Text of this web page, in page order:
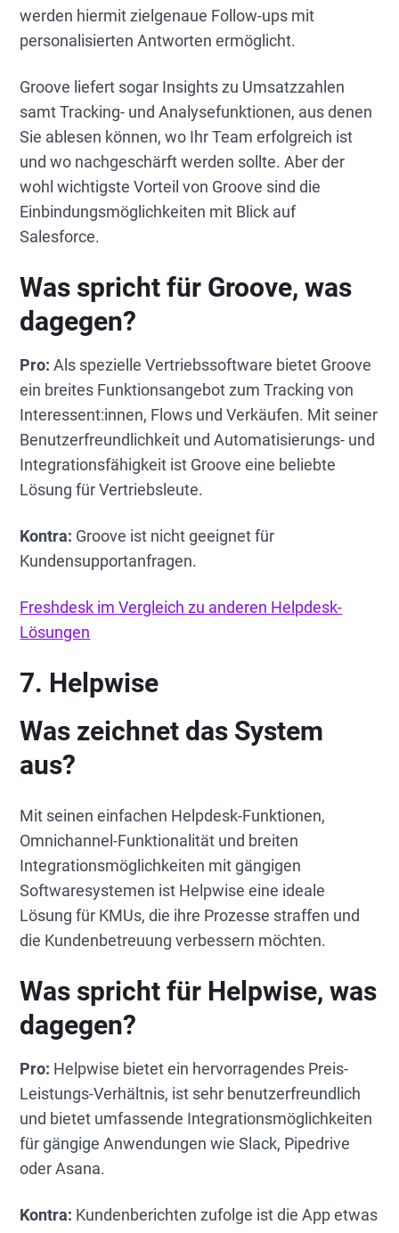
werden hiermit zielgenaue Follow-ups mit
personalisierten Antworten ermöglicht.
Groove liefert sogar Insights zu Umsatzzahlen
samt Tracking- und Analysefunktionen, aus denen
Sie ablesen können, wo Ihr Team erfolgreich ist
und wo nachgeschärft werden sollte. Aber der
wohl wichtigste Vorteil von Groove sind die
Einbindungsmöglichkeiten mit Blick auf
Salesforce.
Was spricht für Groove, was
dagegen?
Pro: Als spezielle Vertriebssoftware bietet Groove
ein breites Funktionsangebot zum Tracking von
Interessent:innen, Flows und Verkäufen. Mit seiner
Benutzerfreundlichkeit und Automatisierungs- und
Integrationsfähigkeit ist Groove eine beliebte
Lösung für Vertriebsleute.
Kontra: Groove ist nicht geeignet für
Kundensupportanfragen.
Freshdesk im Vergleich zu anderen Helpdesk-
Lösungen
7. Helpwise
Was zeichnet das System
aus?
Mit seinen einfachen Helpdesk-Funktionen,
Omnichannel-Funktionalität und breiten
Integrationsmöglichkeiten mit gängigen
Softwaresystemen ist Helpwise eine ideale
Lösung für KMUs, die ihre Prozesse straffen und
die Kundenbetreuung verbessern möchten.
Was spricht für Helpwise, was
dagegen?
Pro: Helpwise bietet ein hervorragendes Preis-
Leistungs-Verhältnis, ist sehr benutzerfreundlich
und bietet umfassende Integrationsmöglichkeiten
für gängige Anwendungen wie Slack, Pipedrive
oder Asana.
Kontra: Kundenberichten zufolge ist die App etwas